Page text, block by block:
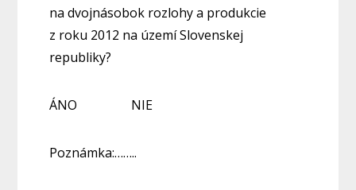
na dvojnásobok rozlohy a produkcie
z roku 2012 na území Slovenskej
republiky?
ÁNO NIE
Poznámka:……..